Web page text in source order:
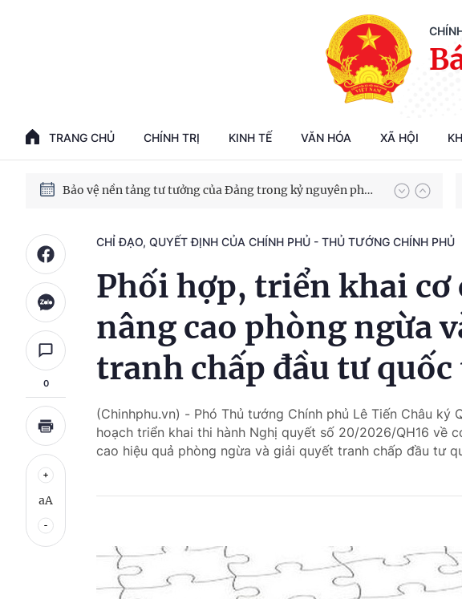
TRANG CHỦ CHÍNH TRỊ KINH TẾ VĂN HÓA XÃ HỘI
Phát triển kinh tế nhà nước trong kỷ nguyên mới
Chiến dịch 500 ngày đêm tìm kiếm, quy tập và xác định danh tính hài cốt liệt sĩ
Bảo vệ nền tảng tư tưởng của Đảng trong kỷ nguyên phát triển mới
Phát triển nhà ở cho thuê - Trụ cột chiến lược, lâu dài
0
aA
CHỈ ĐẠO, QUYẾT ĐỊNH CỦA CHÍNH PHỦ - THỦ TƯỚNG CHÍNH PHỦ
Phối hợp, triển khai cơ
nâng cao phòng ngừa
tranh chấp đầu tư quốc
(Chinhphu.vn) - Phó Thủ tướng Chính phủ Lê Tiến Châu ký
hoạch triển khai thi hành Nghị quyết số 20/2026/QH16 về
cao hiệu quả phòng ngừa và giải quyết tranh chấp đầu tư